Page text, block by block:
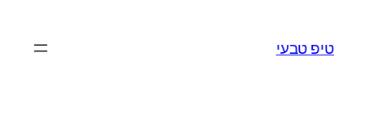
טיפ טבעי